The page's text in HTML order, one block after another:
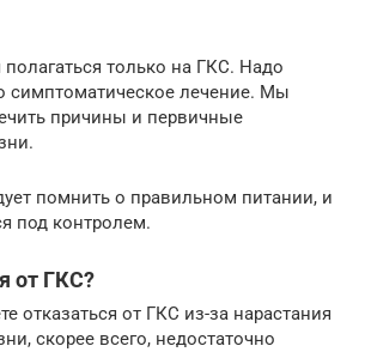
полагаться только на ГКС. Надо
симптоматическое лечение. Мы
причины и первичные
помнить о правильном питании, и
под контролем.
от ГКС?
отказаться от ГКС из-за нарастания
скорее всего, недостаточно